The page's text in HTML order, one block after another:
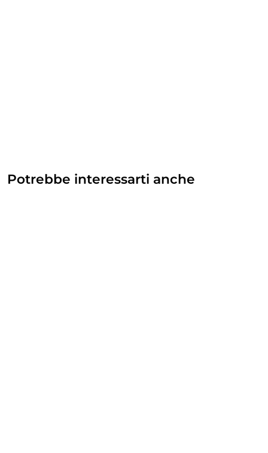
Potrebbe interessarti anche